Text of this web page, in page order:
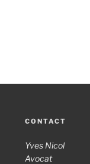
CONTACT
Yves Nicol
Avocat